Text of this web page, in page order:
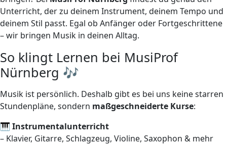
Unterricht, der zu deinem Instrument, deinem Tempo und
deinem Stil passt. Egal ob Anfänger oder Fortgeschrittene
– wir bringen Musik in deinen Alltag.
So klingt Lernen bei MusiProf
Nürnberg 🎶
Musik ist persönlich. Deshalb gibt es bei uns keine starren
Stundenpläne, sondern maßgeschneiderte Kurse:
🎹 Instrumentalunterricht
– Klavier, Gitarre, Schlagzeug, Violine, Saxophon & mehr